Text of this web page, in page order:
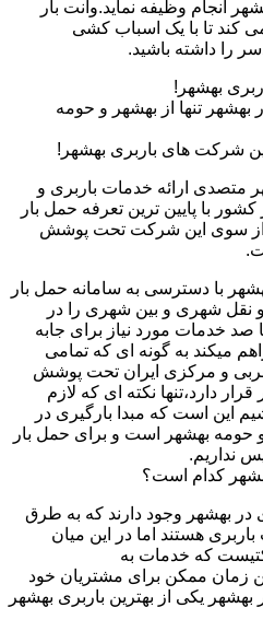
انجام وظیفه نماید.وانت بار
کند تا با یک اسباب کشی
را داشته باشید.
بهشهر!
بهشهر تنها از بهشهر و حومه
شرکت های باربری بهشهر!
متصدی ارائه خدمات باربری و
با پایین ترین تعرفه حمل بار
از سوی این شرکت تحت پوشش
با دسترسی به سامانه حمل بار
و نقل شهری و بین شهری را در
صد خدمات مورد نیاز برای جابه
میکند به گونه ای که تمامی
و مرکزی ایران تحت پوشش
دارد،تنها نکته ای که لازم
این است که مبدا بارگیری در
و حومه بهشهر است و برای حمل بار
نداریم.
کدام است؟
بهشهر وجود دارند که به طرق
هستند اما در این میان
که خدمات به
زمان ممکن برای مشتریان خود
بهشهر یکی از بهترین باربری بهشهر